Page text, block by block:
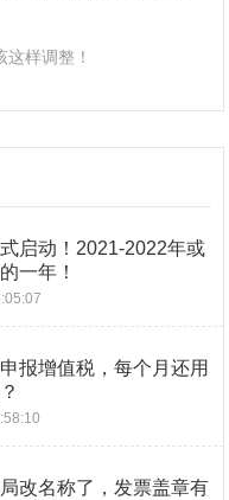
样调整！
启动！2021-2022年或
一年！
报增值税，每个月还用
改名称了，发票盖章有